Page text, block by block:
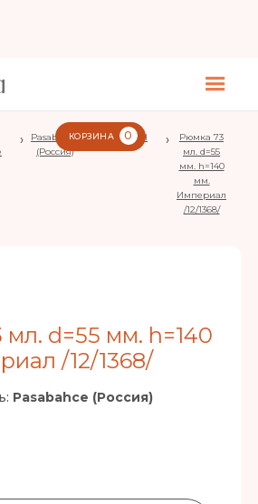
КОРЗИНА 0
›
Pasabahce
(Россия)
› Imperial ›
Рюмка 73
мл. d=55
мм. h=140
мм.
Империал
/12/1368/
d=55 мм. h=140
/12/1368/
Pasabahce (Россия)